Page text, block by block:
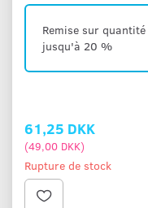
Remise sur
jusqu'à 20 %
61,25 DKK
(49,00 DKK)
Rupture de stock